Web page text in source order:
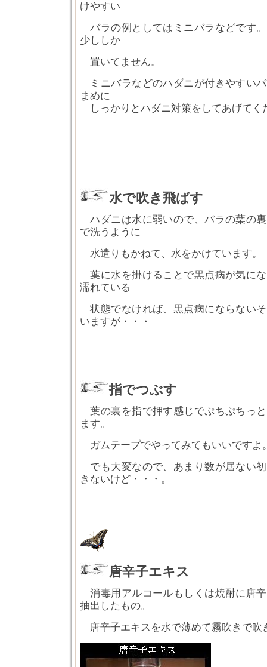
けやすい
バラの例としてはミニバラなどです
少ししか
置いてません。
ミニバラなどのハダニが付きやすい
まめに
しっかりとハダニ対策をしてあげてく
水で吹き飛ばす
ハダニは水に弱いので、バラの葉の
で洗うように
水遣りもかねて、水をかけています。
葉に水を掛けることで黒点病が気に
濡れている
状態でなければ、黒点病にならない
いますが・・・
指でつぶす
葉の裏を指で押す感じでぷちぷちっ
ます。
ガムテープでやってみてもいいですよ
でも大変なので、あまり数が居ない
きないけど・・・。
唐辛子エキス
消毒用アルコールもしくは焼酎に唐
抽出したもの。
唐辛子エキスを水で薄めて霧吹きで吹